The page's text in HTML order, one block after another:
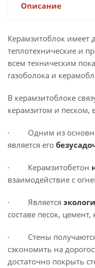
Описание
Керамзитоблок имеет
теплотехнические и
всем техническим
газоболока и
В керамзитоблоке
керамзитом и песком,
· Одним из
является его
· Керамзитобетон
взаимодействие с
· Является
составе песок,
· Стены
сэкономить на
достаточно покрыть